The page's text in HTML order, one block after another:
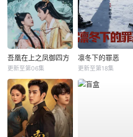
吾凰在上之凤御四方
更新至第06集
凛冬下的罪恶
更新至第18集